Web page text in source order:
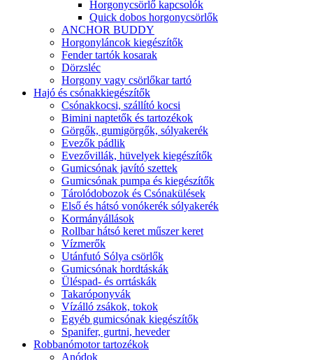
Horgonycsörlő kapcsolók
Quick dobos horgonycsörlők
ANCHOR BUDDY
Horgonyláncok kiegészítők
Fender tartók kosarak
Dörzsléc
Horgony vagy csörlőkar tartó
Hajó és csónakkiegészítők
Csónakkocsi, szállító kocsi
Bimini naptetők és tartozékok
Görgők, gumigörgők, sólyakerék
Evezők pádlik
Evezővillák, hüvelyek kiegészítők
Gumicsónak javító szettek
Gumicsónak pumpa és kiegészítők
Tárolódobozok és Csónakülések
Első és hátsó vonókerék sólyakerék
Kormányállások
Rollbar hátsó keret műszer keret
Vízmerők
Utánfutó Sólya csörlők
Gumicsónak hordtáskák
Üléspad- és orrtáskák
Takaróponyvák
Vízálló zsákok, tokok
Egyéb gumicsónak kiegészítők
Spanifer, gurtni, heveder
Robbanómotor tartozékok
Anódok